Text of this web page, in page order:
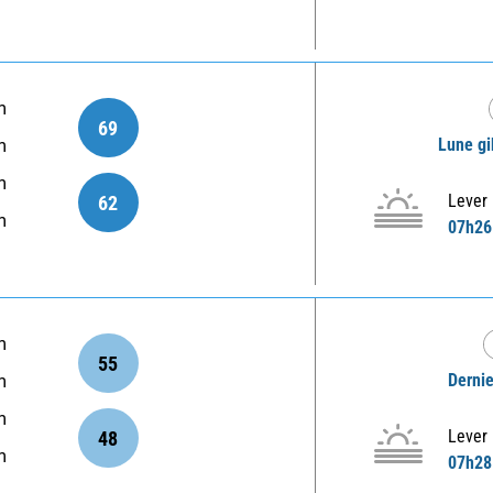
69
62
Lune
Lever
07h26
55
48
Lever
07h28